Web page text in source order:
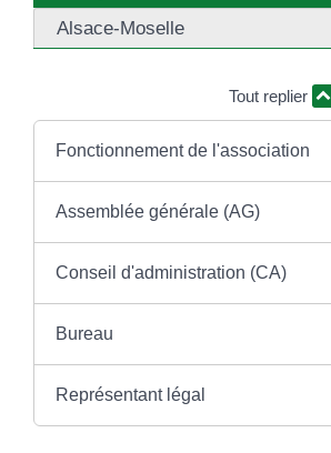
Alsace-Moselle
Tout replier
Fonctionnement de l'association
Assemblée générale (AG)
Conseil d'administration (CA)
Bureau
Représentant légal